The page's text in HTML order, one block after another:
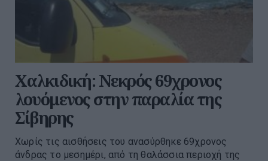
Χαλκιδική: Νεκρός 69χρονος
λουόμενος στην παραλία της
Σίβηρης
Χωρίς τις αισθήσεις του ανασύρθηκε 69χρονος
άνδρας το μεσημέρι, από τη θαλάσσια περιοχή της